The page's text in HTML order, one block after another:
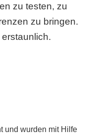
zu testen, zu
zu bringen.
und wurden mit Hilfe